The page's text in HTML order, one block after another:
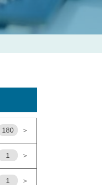
180 ＞
1 ＞
1 ＞